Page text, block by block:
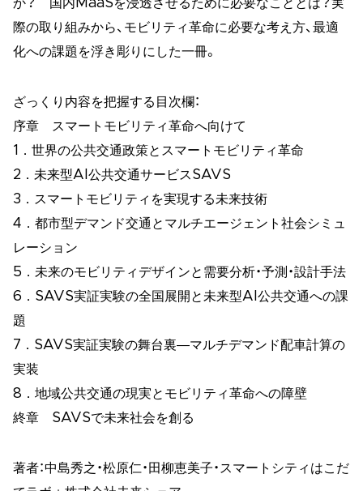
か？ 国内MaaSを浸透させるために必要なこととは？実
際の取り組みから、モビリティ革命に必要な考え方、最適
化への課題を浮き彫りにした一冊。
ざっくり内容を把握する目次欄：
序章 スマートモビリティ革命へ向けて
1．世界の公共交通政策とスマートモビリティ革命
2．未来型AI公共交通サービスSAVS
3．スマートモビリティを実現する未来技術
4．都市型デマンド交通とマルチエージェント社会シミュ
レーション
5．未来のモビリティデザインと需要分析・予測・設計手法
6．SAVS実証実験の全国展開と未来型AI公共交通への課
題
7．SAVS実証実験の舞台裏―マルチデマンド配車計算の
実装
8．地域公共交通の現実とモビリティ革命への障壁
終章 SAVSで未来社会を創る
著者：中島秀之・松原仁・田柳恵美子・スマートシティはこだ